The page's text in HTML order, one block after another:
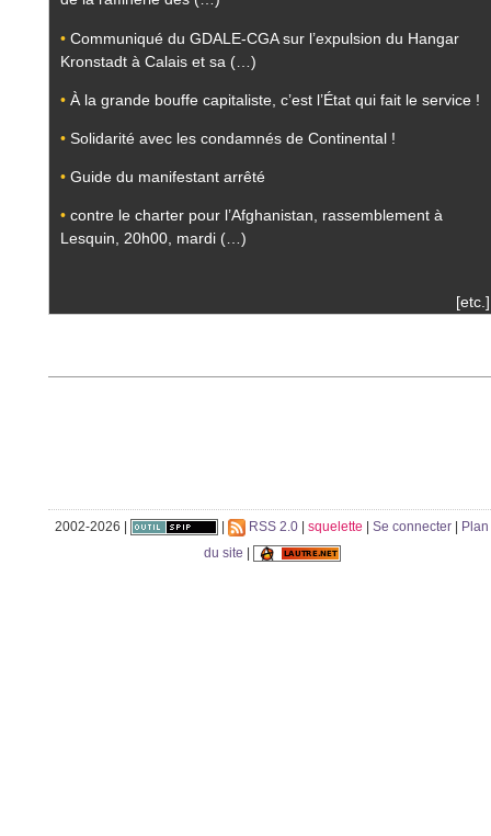
• Communiqué du GDALE-CGA sur l’expulsion du Hangar
Kronstadt à Calais et sa (…)
• À la grande bouffe capitaliste, c’est l’État qui fait le service !
• Solidarité avec les condamnés de Continental !
• Guide du manifestant arrêté
• contre le charter pour l’Afghanistan, rassemblement à
Lesquin, 20h00, mardi (…)
[etc.]
2002-2026 | RSS 2.0 squelette Se connecter
Plan
du site